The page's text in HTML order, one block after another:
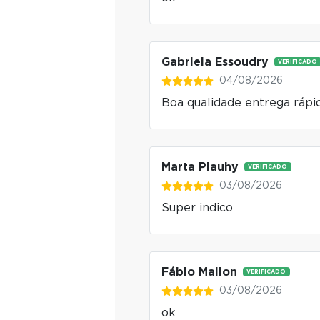
Gabriela Essoudry VERIFICADO
04/08/2026
Boa qualidade entrega
Marta Piauhy VERIFICADO
03/08/2026
Super indico
Fábio Mallon VERIFICADO
03/08/2026
ok